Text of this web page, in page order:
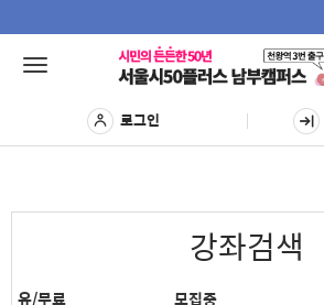
Toggle
로그인
강좌검색
유/무료 모집중